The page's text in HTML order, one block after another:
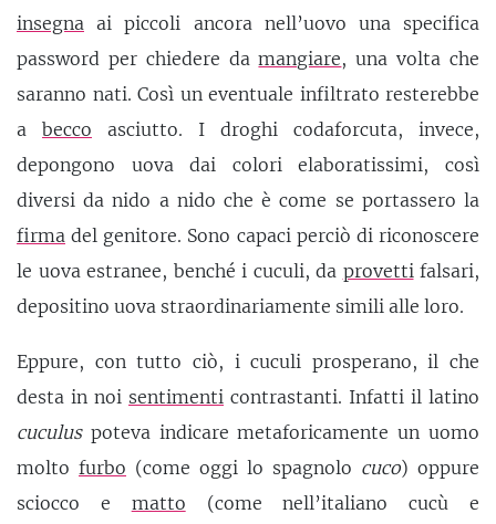
insegna ai piccoli ancora nell’uovo una specifica
password per chiedere damangiare, una volta che
saranno nati. Così un eventuale infiltrato resterebbe
a becco asciutto. I droghi codaforcuta, invece,
depongono uova dai colori elaboratissimi, così
diversi da nido a nido che è come se portassero la
firma del genitore. Sono capaci perciò di riconoscere
le uova estranee, benché i cuculi, da provetti falsari,
depositino uova straordinariamente simili alle loro.
Eppure, con tutto ciò, i cuculi prosperano, il che
desta in noi sentimenti contrastanti. Infatti il latino
cuculuspoteva indicare metaforicamente un uomo
molto furbo (come oggi lo spagnolo cuco) oppure
sciocco e matto (come nell’italiano cucù e